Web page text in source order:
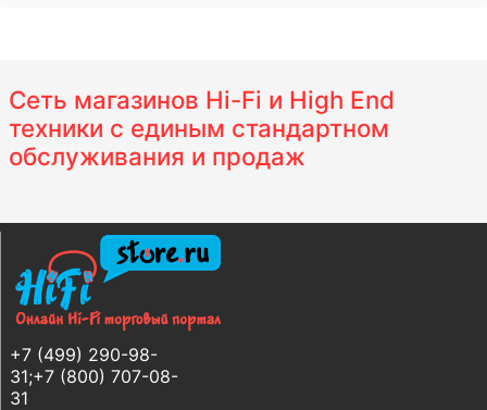
Сеть магазинов Hi-Fi и High End
техники с единым стандартном
обслуживания и продаж
+7 (499) 290-98-
31;+7 (800) 707-08-
31